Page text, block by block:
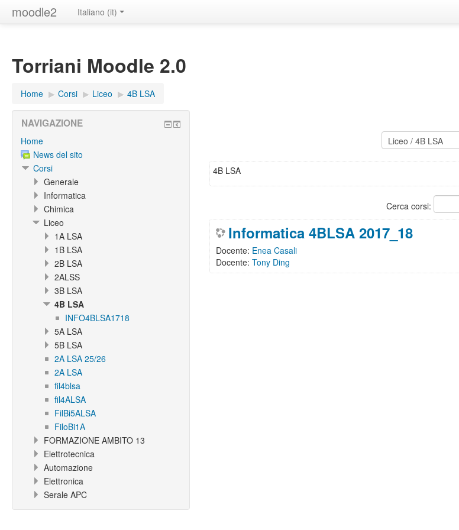
moodle2 Italiano ‎(it)‎
Torriani Moodle 2.0
Home ▶︎ Corsi ▶︎ Liceo ▶︎ 4B LSA
4B LSA
Cerca corsi:
Informatica 4BLSA 2017_18
Docente: Enea Casali
Docente:Tony Ding
NAVIGAZIONE
Home
News del sito
Corsi
Generale
Informatica
Chimica
Liceo
1A LSA
1B LSA
2B LSA
2ALSS
3B LSA
4B LSA
INFO4BLSA1718
5A LSA
5B LSA
2A LSA 25/26
2A LSA
fil4blsa
fil4ALSA
FilBi5ALSA
FiloBi1A
FORMAZIONE AMBITO 13
Elettrotecnica
Automazione
Elettronica
Serale APC